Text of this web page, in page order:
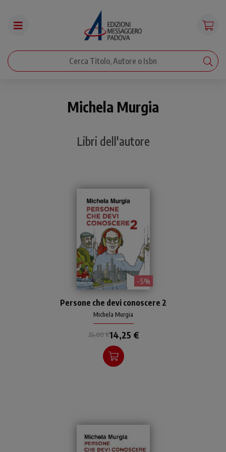
Michela Murgia
Libri dell'autore
- 5%
Michela Murgia ci regala
storie di eroismi gentili,
santità tascabili,
protagonisti "straordinari"
nella loro "ordinarietà".
Persone che devi conoscere 2
Michela Murgia
15,00 €14,25 €